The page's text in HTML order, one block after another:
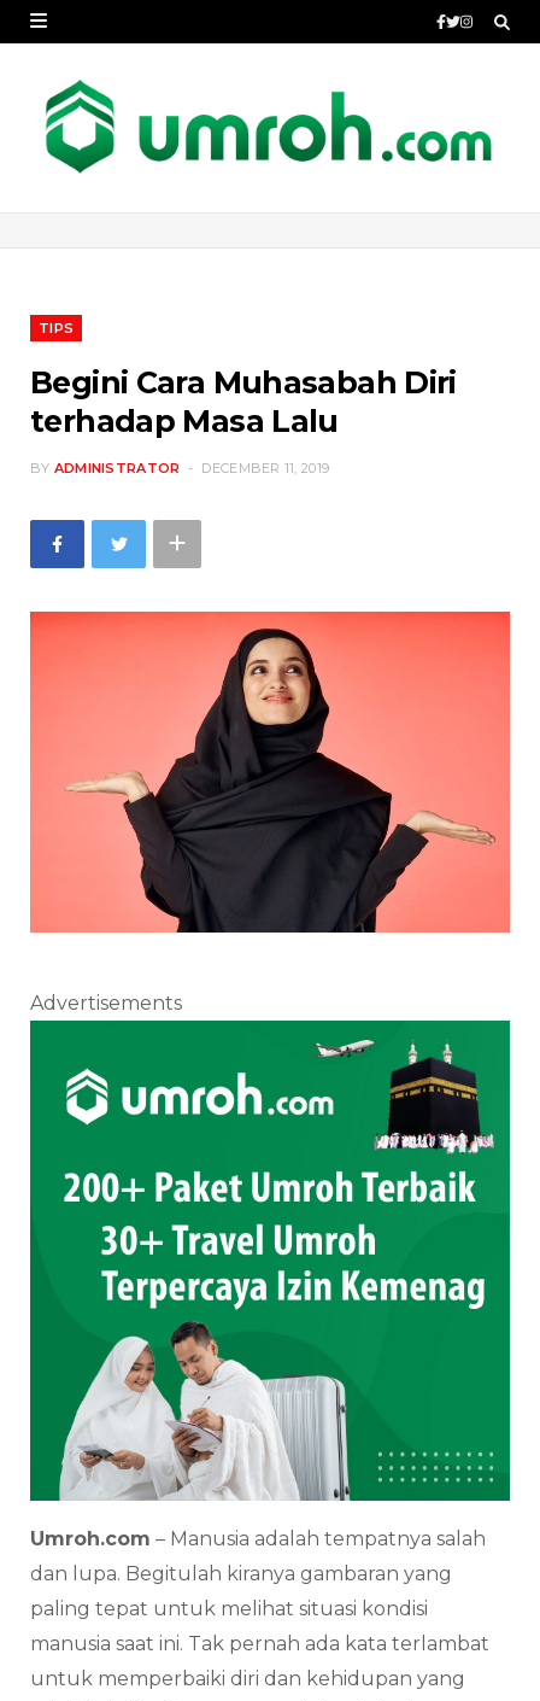
TIPS
Begini Cara Muhasabah Diri
terhadap Masa Lalu
BY ADMINISTRATOR DECEMBER 11, 2019
Advertisements
Umroh.com – Manusia adalah tempatnya salah
dan lupa. Begitulah kiranya gambaran yang
paling tepat untuk melihat situasi kondisi
manusia saat ini. Tak pernah ada kata terlambat
untuk memperbaiki diri dan kehidupan yang